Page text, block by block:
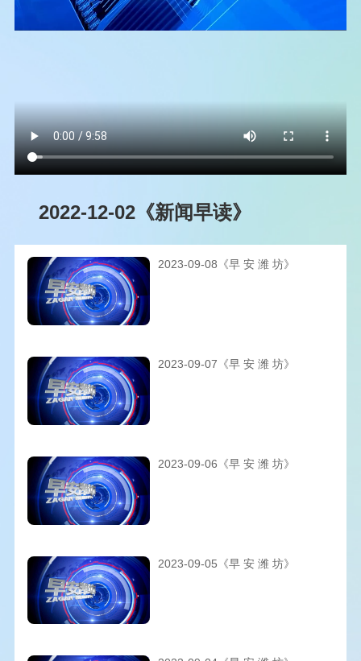
2022-12-02《新闻早读》
2023-09-08《早 安 潍 坊》
2023-09-07《早 安 潍 坊》
2023-09-06《早 安 潍 坊》
2023-09-05《早 安 潍 坊》